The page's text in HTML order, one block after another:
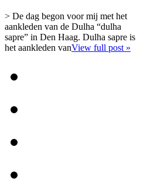
> De dag begon voor mij met het
aankleden van de Dulha “dulha
sapre” in Den Haag. Dulha sapre is
het aankleden vanView full post »